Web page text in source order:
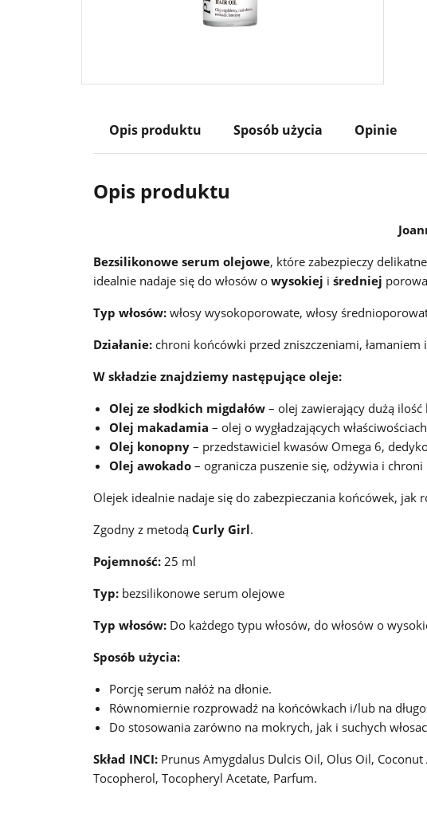
Opis produktu Sposób użycia Opinie
Opis produktu
Bezsilikonowe serum olejowe, które zabezpieczy
idealnie nadaje się do włosów o wysokiej i średniej
Typ włosów: włosy wysokoporowate, włosy
Działanie: chroni końcówki przed zniszczeniami,
W składzie znajdziemy następujące oleje:
Olej ze słodkich migdałów – olej zawierający dużą
Olej makadamia – olej o wygładzających
Olej konopny – przedstawiciel kwasów Omega 6,
Olej awokado – ogranicza puszenie się, odżywia i
Olejek idealnie nadaje się do zabezpieczania końcówek, jak
Zgodny z metodą Curly Girl.
Pojemność: 25 ml
Typ: bezsilikonowe serum olejowe
Typ włosów: Do każdego typu włosów, do włosów o
Sposób użycia:
Porcję serum nałóż na dłonie.
Równomiernie rozprowadź na końcówkach i/lub na
Do stosowania zarówno na mokrych, jak i suchych
Skład INCI: Prunus Amygdalus Dulcis Oil, Olus Oil,
Tocopherol, Tocopheryl Acetate, Parfum.